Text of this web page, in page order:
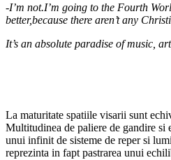
-I’m not.I’m going to the Fourth
better,because there aren’t any
It’s an absolute paradise of music,
La maturitate spatiile visarii sunt
Multitudinea de paliere de gandire si
unui infinit de sisteme de reper si
reprezinta in fapt pastrarea unui